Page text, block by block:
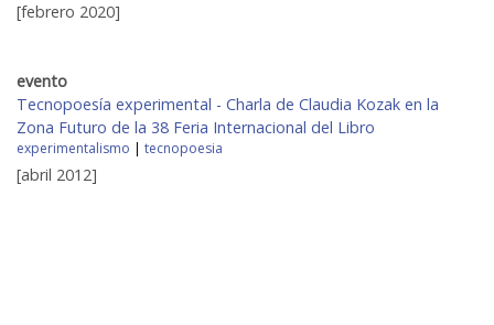
[febrero 2020]
evento
Tecnopoesía experimental - Charla de Claudia Kozak en la
Zona Futuro de la 38 Feria Internacional del Libro
experimentalismo | tecnopoesia
[abril 2012]